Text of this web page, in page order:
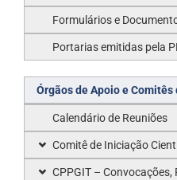
Formulários e
Portarias emitidas pela
Órgãos de Apoio e Comitês
Calendário de Reuniões
Comitê de Iniciação
CPPGIT – Convocações,